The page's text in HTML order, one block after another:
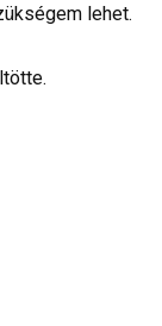
lehet.